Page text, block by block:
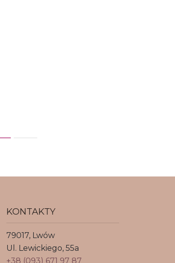
KONTAKTY
79017, Lwów
Ul. Lewickiego, 55a
+38 (093) 671 97 87